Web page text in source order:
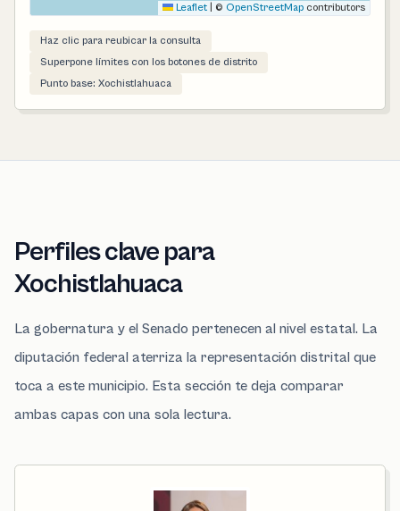
Leaflet © OpenStreetMap contributors
Haz clic para reubicar la consulta
Superpone límites con los botones de distrito
Punto base: Xochistlahuaca
Perfiles clave para
Xochistlahuaca
La gobernatura y el Senado pertenecen al nivel estatal. La
diputación federal aterriza la representación distrital que
toca a este municipio. Esta sección te deja comparar
ambas capas con una sola lectura.